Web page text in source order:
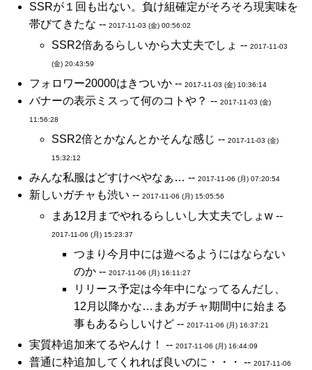
SSRが１回も出ない。負け組確定がそろそろ現実味を
帯びてきたな -- 2017-11-03 (金) 00:56:02
SSR2倍あるらしいから大丈夫でしょ -- 2017-11-03
(金) 20:43:59
フォロワー20000はきついか -- 2017-11-03 (金) 10:36:14
バナーの表示ミスって何のコトや？ -- 2017-11-03 (金)
11:56:28
SSR2倍とかなんとかそんな感じ -- 2017-11-03 (金)
15:32:12
みんな私服はどすけべやなぁ… -- 2017-11-06 (月) 07:20:54
新しいガチャも渋い -- 2017-11-06 (月) 15:05:56
まあ12月までやれるらしいし大丈夫でしょw --
2017-11-06 (月) 15:23:37
つまり今月中には遊べるようにはならない
のか -- 2017-11-06 (月) 16:11:27
リリース予定は今年中になってるんだし、
12月以降かな…まあガチャ期間中に始まる
事もあるらしいけど -- 2017-11-06 (月) 16:37:21
実質枠追加来てるやんけ！ -- 2017-11-06 (月) 16:44:09
普通に枠追加してくれれば良いのに・・・ -- 2017-11-06